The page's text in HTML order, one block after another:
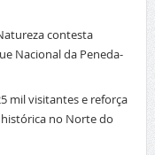
contesta
Nacional da Peneda-
mil visitantes e reforça
no Norte do